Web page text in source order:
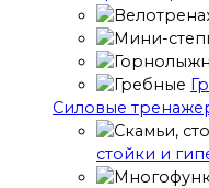
Cиловые
стойки и